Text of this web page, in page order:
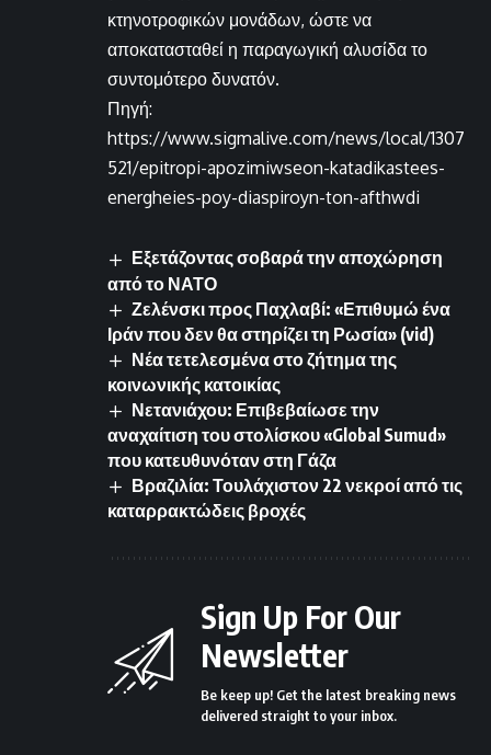
κτηνοτροφικών μονάδων, ώστε να
αποκατασταθεί η παραγωγική αλυσίδα το
συντομότερο δυνατόν.
Πηγή:
https://www.sigmalive.com/news/local/1307
521/epitropi-apozimiwseon-katadikastees-
energheies-poy-diaspiroyn-ton-afthwdi
Εξετάζοντας σοβαρά την αποχώρηση
από το ΝΑΤΟ
Ζελένσκι προς Παχλαβί: «Επιθυμώ ένα
Ιράν που δεν θα στηρίζει τη Ρωσία» (vid)
Νέα τετελεσμένα στο ζήτημα της
κοινωνικής κατοικίας
Νετανιάχου: Επιβεβαίωσε την
αναχαίτιση του στολίσκου «Global Sumud»
που κατευθυνόταν στη Γάζα
Βραζιλία: Τουλάχιστον 22 νεκροί από τις
καταρρακτώδεις βροχές
Sign Up For Our
Newsletter
Be keep up! Get the latest breaking news
delivered straight to your inbox.